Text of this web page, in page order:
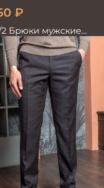
₽
2 Брюки мужские